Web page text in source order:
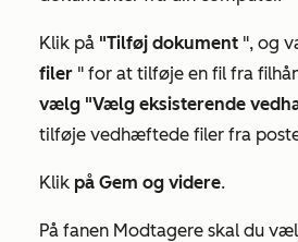
Klik på "Tilføj dokument ", og
filer " for at tilføje en fil fra
vælg "Vælg eksisterende
tilføje vedhæftede filer fra
Klik på Gem og videre.
På fanen Modtagere skal du